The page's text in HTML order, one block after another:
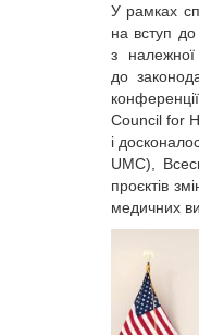
У рамках
на вступ
з належної
до
Council for
і
UMC),
проєктів
медичних